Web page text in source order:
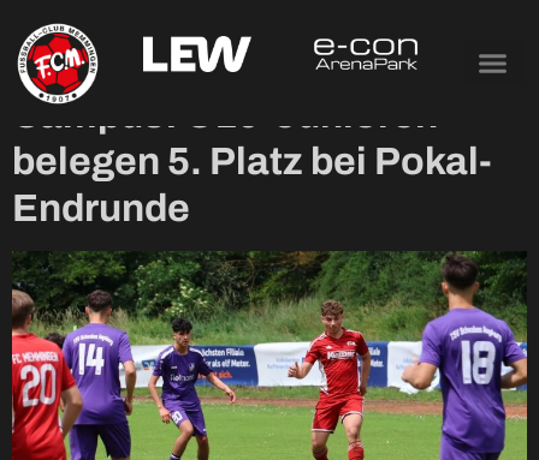
Tag: 9. Juni 2025
Campus: U19-Junioren
belegen 5. Platz bei Pokal-
Endrunde